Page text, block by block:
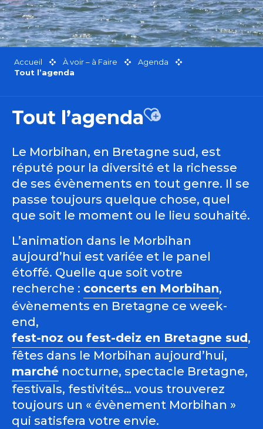
Accueil À voir – à Faire
Agenda
Tout l’agenda
Tout l’agendaAjouter aux
Le Morbihan, en Bretagne sud, est
réputé pour la diversité et la richesse
de ses évènements en tout genre. Il se
passe toujours quelque chose, quel
que soit le moment ou le lieu souhaité.
L’animation dans le Morbihan
aujourd’hui est variée et le panel
étoffé. Quelle que soit votre
recherche : concerts en Morbihan,
évènements en Bretagne ce week-
end,
fest-noz ou fest-deiz en Bretagne sud,
fêtes dans le Morbihan aujourd’hui,
marché nocturne, spectacle Bretagne,
festivals, festivités… vous trouverez
toujours un « évènement Morbihan »
qui satisfera votre envie.